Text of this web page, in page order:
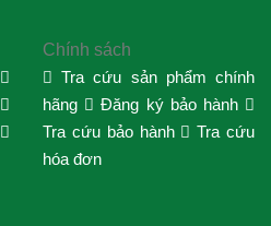
Chính sách
Tra cứu sản phẩm chính
hãng
Đăng ký bảo hành
Tra cứu bảo hành
Tra cứu
hóa đơn